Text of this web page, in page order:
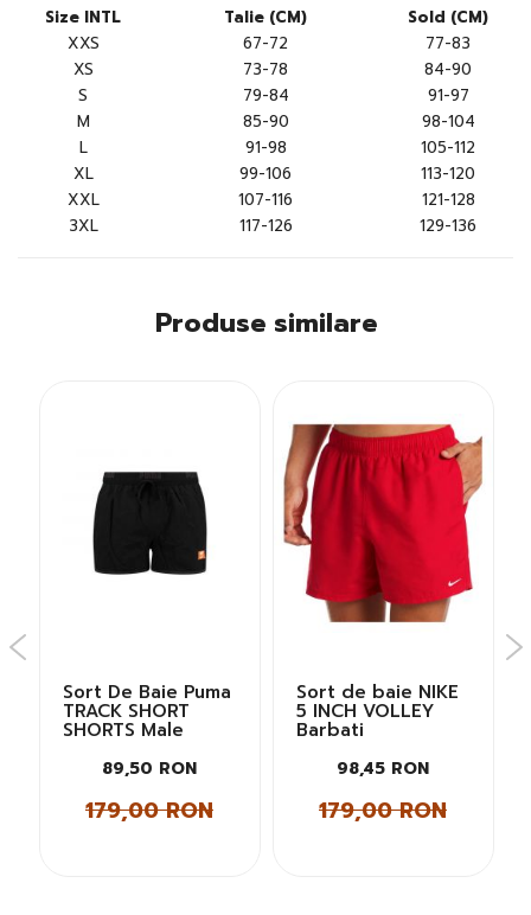
Size INTL Talie (CM)
Sold (CM)
XXS
67-72
77-83
XS
73-78
84-90
S
79-84
91-97
M
85-90
98-104
L
91-98
105-112
XL
99-106
113-120
XXL
107-116
121-128
3XL
117-126 129-136
Produse similare
Sort De Baie Puma
TRACK SHORT
SHORTS Male
89,50 RON
179,00 RON
Sort de baie NIKE
5 INCH VOLLEY
Barbati
98,45 RON
179,00 RON